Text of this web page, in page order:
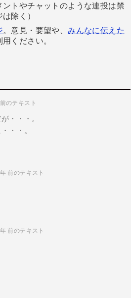
トやチャットのような連投は禁
除く）
。意見・要望や、みんなに伝えた
用ください。
のテキスト
・・・。
・・。
前のテキスト
前のテキスト